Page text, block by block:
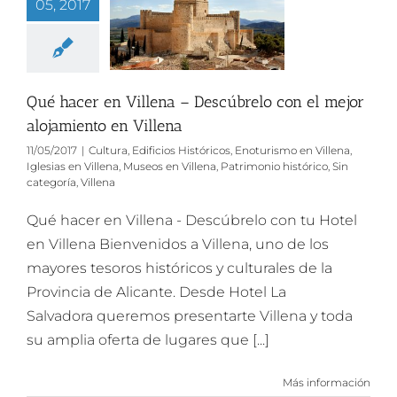
05, 2017
Qué hacer en Villena – Descúbrelo con el mejor
alojamiento en Villena
11/05/2017 | Cultura, Edificios Históricos, Enoturismo en Villena,
Iglesias en Villena, Museos en Villena, Patrimonio histórico, Sin
categoría, Villena
Qué hacer en Villena - Descúbrelo con tu Hotel
en Villena Bienvenidos a Villena, uno de los
mayores tesoros históricos y culturales de la
Provincia de Alicante. Desde Hotel La
Salvadora queremos presentarte Villena y toda
su amplia oferta de lugares que [...]
Más información